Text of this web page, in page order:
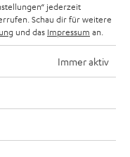
jederzeit
Schau dir für weitere
und das Impressum an.
Immer aktiv